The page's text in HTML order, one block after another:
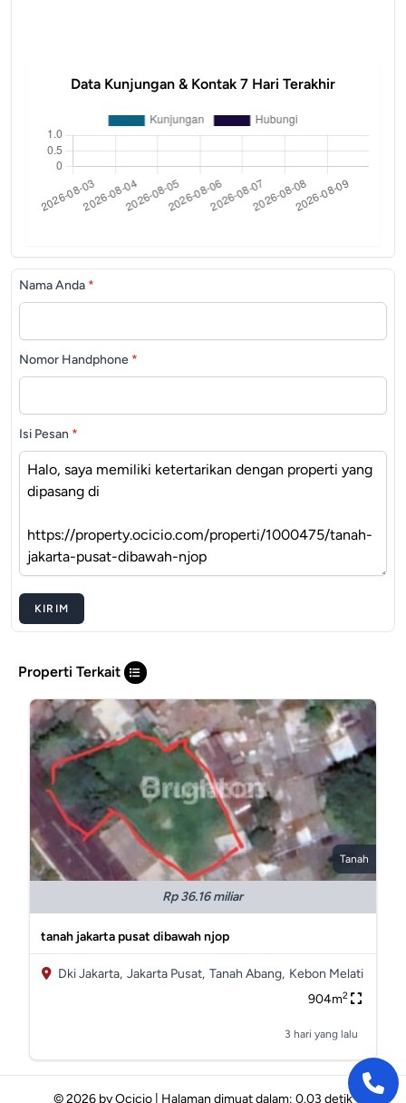
Data Kunjungan & Kontak 7 Hari Terakhir
Nama Anda *
Nomor Handphone *
Isi Pesan *
KIRIM
Properti Terkait
Tanah
Rp 36.16 miliar
tanah jakarta pusat dibawah njop
Dki Jakarta, Jakarta Pusat, Tanah Abang, Kebon Melati
904m2
3 hari yang lalu
© 2026 byOcicio Halaman dimuat dalam: 0.03 detik